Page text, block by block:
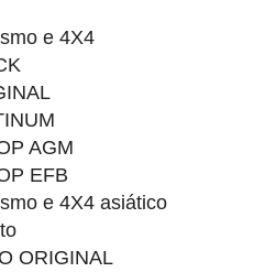
e 4X4
AGM
EFB
e 4X4 asiático
ORIGINAL